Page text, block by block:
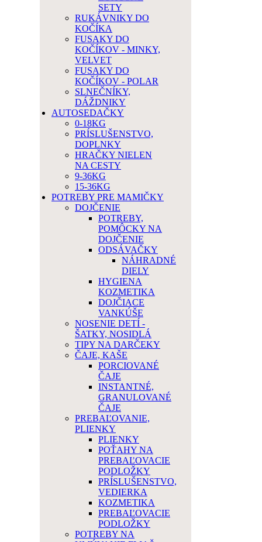
SETY
RUKÁVNIKY DO
KOČÍKA
FUSAKY DO
KOČÍKOV - MINKY,
VELVET
FUSAKY DO
KOČÍKOV - POLAR
SLNEČNÍKY,
DÁŽDNIKY
AUTOSEDAČKY
0-18KG
PRÍSLUŠENSTVO,
DOPLNKY
HRAČKY NIELEN
NA CESTY
9-36KG
15-36KG
POTREBY PRE MAMIČKY
DOJČENIE
POTREBY,
POMÔCKY NA
DOJČENIE
ODSÁVAČKY
NÁHRADNÉ
DIELY
HYGIENA
KOZMETIKA
DOJČIACE
VANKÚŠE
NOSENIE DETÍ -
ŠATKY, NOSIDLÁ
TIPY NA DARČEKY
ČAJE, KAŠE
PORCIOVANÉ
ČAJE
INSTANTNÉ,
GRANULOVANÉ
ČAJE
PREBAĽOVANIE,
PLIENKY
PLIENKY
POŤAHY NA
PREBAĽOVACIE
PODLOŽKY
PRÍSLUŠENSTVO,
VEDIERKA
KOZMETIKA
PREBAĽOVACIE
PODLOŽKY
POTREBY NA